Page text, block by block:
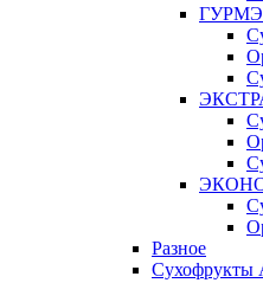
ГУРМЭ
Разное
Сухофрукты